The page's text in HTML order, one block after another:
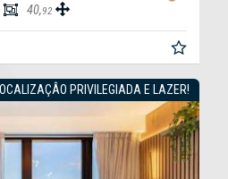
40,92
PRIVILEGIADA E LAZER!